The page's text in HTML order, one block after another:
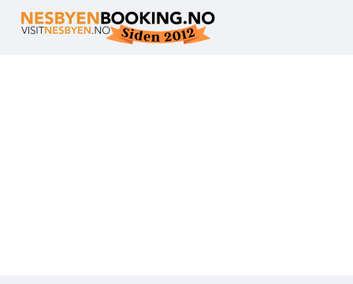
Brukeravtale
Personvernerklæring
Kontakt
oss